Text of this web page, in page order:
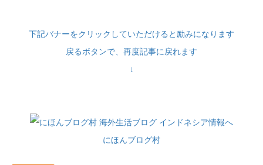
下記バナーをクリックしていただけると励みになります
戻るボタンで、再度記事に戻れます
↓
にほんブログ村